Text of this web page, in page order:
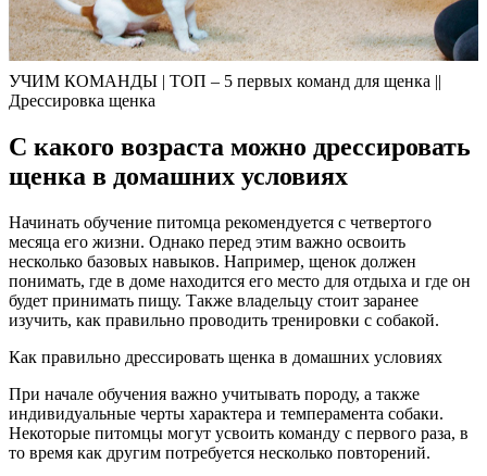
УЧИМ КОМАНДЫ | ТОП – 5 первых команд для щенка ||
Дрессировка щенка
С какого возраста можно дрессировать
щенка в домашних условиях
Начинать обучение питомца рекомендуется с четвертого
месяца его жизни. Однако перед этим важно освоить
несколько базовых навыков. Например, щенок должен
понимать, где в доме находится его место для отдыха и где он
будет принимать пищу. Также владельцу стоит заранее
изучить, как правильно проводить тренировки с собакой.
Как правильно дрессировать щенка в домашних условиях
При начале обучения важно учитывать породу, а также
индивидуальные черты характера и темперамента собаки.
Некоторые питомцы могут усвоить команду с первого раза, в
то время как другим потребуется несколько повторений.